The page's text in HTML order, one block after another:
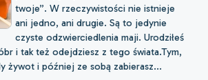
twoje”. W rzeczywistości nie istnieje
ani jedno, ani drugie. Są to jedynie
czyste odzwierciedlenia maji. Urodziłeś
i tak też odejdziesz z tego świata.Tym,
żywot i później ze sobą zabierasz...